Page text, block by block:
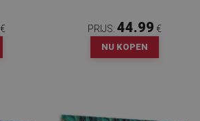
€ PRIJS: 44.99 €
NU KOPEN